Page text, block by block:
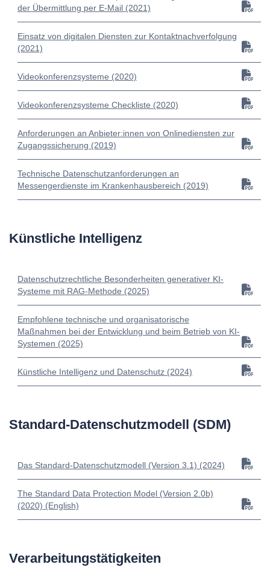
der Übermittlung per E-Mail (2021)
Einsatz von digitalen Diensten zur Kontaktnachverfolgung
(2021)
Videokonferenzsysteme (2020)
Videokonferenzsysteme Checkliste (2020)
Anforderungen an Anbieter:innen von Onlinediensten zur
Zugangssicherung (2019)
Technische Datenschutzanforderungen an
Messengerdienste im Krankenhausbereich (2019)
Künstliche Intelligenz
Datenschutzrechtliche Besonderheiten generativer KI-
Systeme mit RAG-Methode (2025)
Empfohlene technische und organisatorische
Maßnahmen bei der Entwicklung und beim Betrieb von KI-
Systemen (2025)
Künstliche Intelligenz und Datenschutz (2024)
Standard-Datenschutzmodell (SDM)
Das Standard-Datenschutzmodell (Version 3.1) (2024)
The Standard Data Protection Model (Version 2.0b)
(2020) (English)
Verarbeitungstätigkeiten